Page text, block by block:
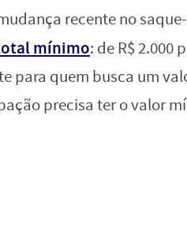
recente no
mínimo: de R$ 2.000
para quem busca um
precisa ter o valor